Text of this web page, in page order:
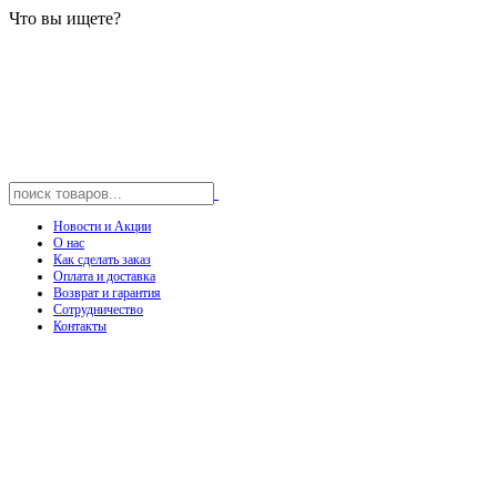
Что вы ищете?
Новости и Акции
О нас
Как сделать заказ
Оплата и доставка
Возврат и гарантия
Сотрудничество
Контакты